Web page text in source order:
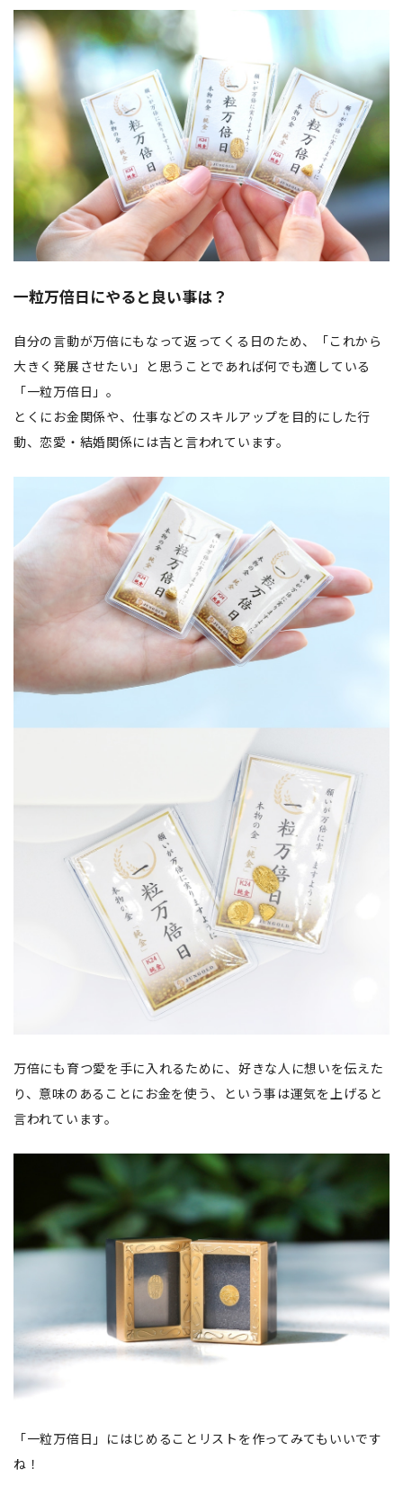
一粒万倍日にやると良い事は？
自分の言動が万倍にもなって返ってくる日のため、「これから
大きく発展させたい」と思うことであれば何でも適している
「一粒万倍日」。
とくにお金関係や、仕事などのスキルアップを目的にした行
動、恋愛・結婚関係には吉と言われています。
万倍にも育つ愛を手に入れるために、好きな人に想いを伝えた
り、意味のあることにお金を使う、という事は運気を上げると
言われています。
「一粒万倍日」にはじめることリストを作ってみてもいいです
ね！